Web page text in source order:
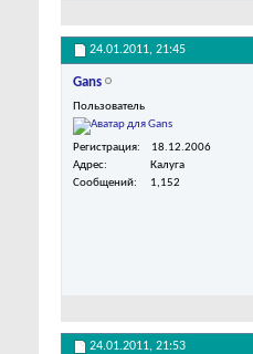
24.01.2011, 21:45
Gans
Пользователь
Регистрация
18.12.2006
Адрес
Калуга
Сообщений
1,152
24.01.2011, 21:53